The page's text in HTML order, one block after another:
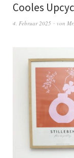
Cooles
4. Februar 2025 von